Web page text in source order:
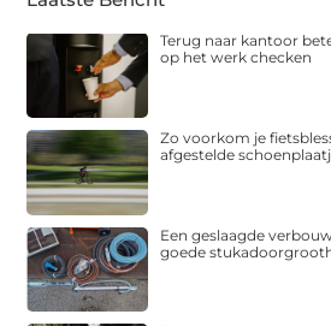
Terug naar kantoor
op het werk checken
Zo voorkom je
afgestelde
Een geslaagde
goede